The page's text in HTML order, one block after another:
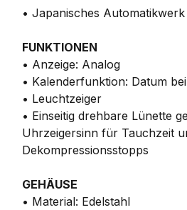
• Japanisches
FUNKTIONEN
• Anzeige: Analog
• Kalenderfunktion: Datum
• Leuchtzeiger
• Einseitig drehbare Lünette
Uhrzeigersinn für Tauchzeit
Dekompressionsstopps
GEHÄUSE
• Material: Edelstahl